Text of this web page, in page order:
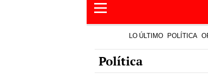
LO ÚLTIMO POLÍTICA
Política